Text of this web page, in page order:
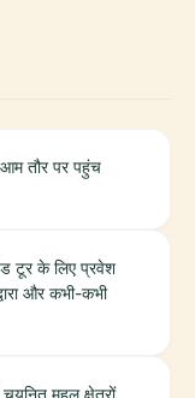
तौर पर पहुंच
टूर के लिए प्रवेश
और कभी-कभी
महल क्षेत्रों